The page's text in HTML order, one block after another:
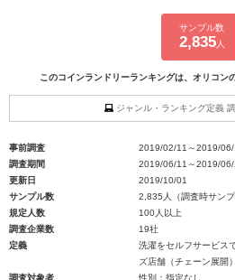
サンプル数
2,835人
このコインランドリーランキングは、オリコン
ジャンル・ランキング定義
事前調査
2019/02/11～2019/
調査期間
2019/06/11～2019/06/
更新日
2019/10/01
サンプル数
2,835人（調査時サン
規定人数
100人以上
調査企業数
19社
定義
洗濯をセルフサービス
ズ店舗（チェーン展開